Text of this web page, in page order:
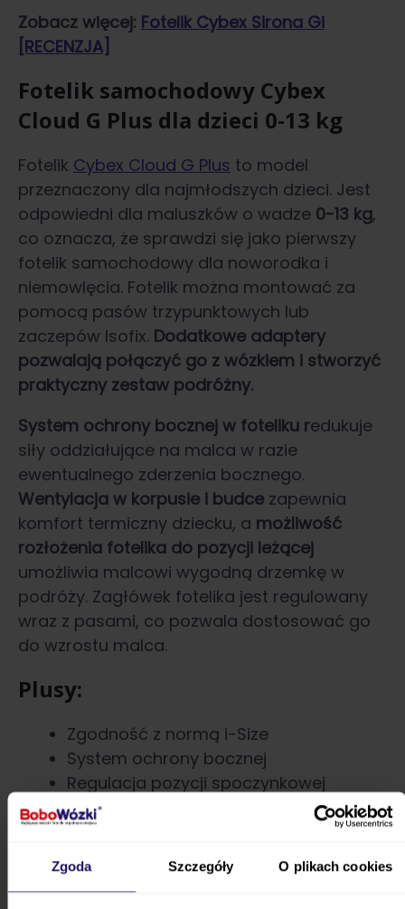
Zgoda Szczegóły O plikach cookies
Zobacz więcej: Fotelik Cybex Sirona Gi
[RECENZJA]
Fotelik samochodowy Cybex
Cloud G Plus dla dzieci 0-13 kg
Fotelik Cybex Cloud G Plus to model
przeznaczony dla najmłodszych dzieci. Jest
odpowiedni dla maluszków o wadze 0-13 kg,
co oznacza, że sprawdzi się jako pierwszy
fotelik samochodowy dla noworodka i
niemowlęcia. Fotelik można montować za
pomocą pasów trzypunktowych lub
zaczepów Isofix. Dodatkowe adaptery
pozwalają połączyć go z wózkiem i stworzyć
praktyczny zestaw podróżny.
System ochrony bocznej w foteliku redukuje
siły oddziałujące na malca w razie
ewentualnego zderzenia bocznego.
Wentylacja w korpusie i budce zapewnia
komfort termiczny dziecku, a możliwość
rozłożenia fotelika do pozycji leżącej
umożliwia malcowi wygodną drzemkę w
podróży. Zagłówek fotelika jest regulowany
wraz z pasami, co pozwala dostosować go
do wzrostu malca.
Plusy:
Zgodność z normą i-Size
System ochrony bocznej
Regulacja pozycji spoczynkowej
Wkładka dla niemowląt zapewnia
odpowiednią pozycję dziecku
Regulacja rączki umożliwia wygodne
przenoszenie fotelika